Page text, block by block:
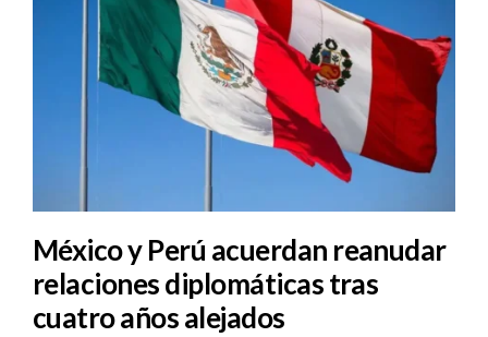
México y Perú acuerdan reanudar
relaciones diplomáticas tras
cuatro años alejados